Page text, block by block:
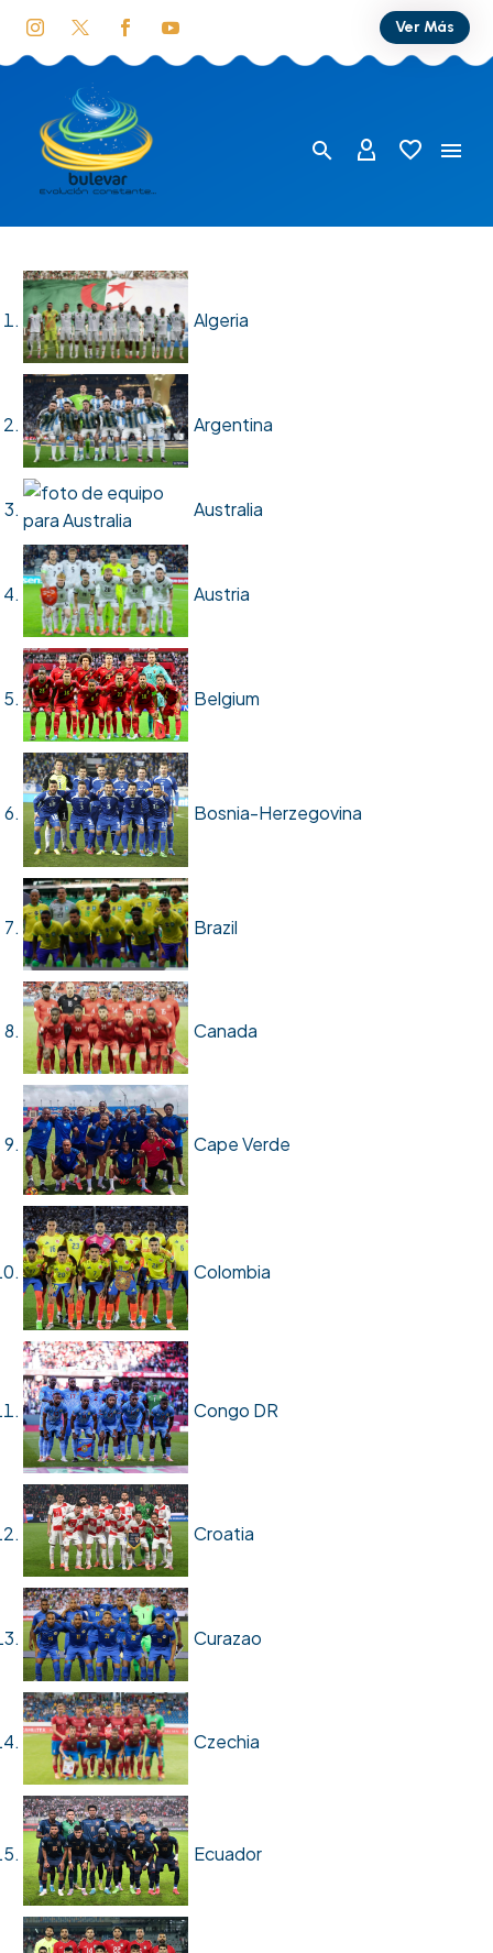
Ver Más
Algeria
Argentina
Australia
Austria
Belgium
Bosnia-Herzegovina
Brazil
Canada
Cape Verde
Colombia
Congo DR
Croatia
Curazao
Czechia
Ecuador